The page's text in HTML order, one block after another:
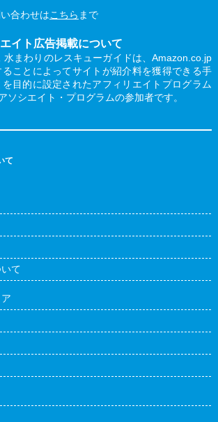
合わせはこちら まで
イト広告掲載について
水まわりのレスキューガイドは、Amazon.co.jp
ことによってサイトが紹介料を獲得できる手
目的に設定されたアフィリエイトプログラム
ソシエイト・プログラムの参加者です。
て
て